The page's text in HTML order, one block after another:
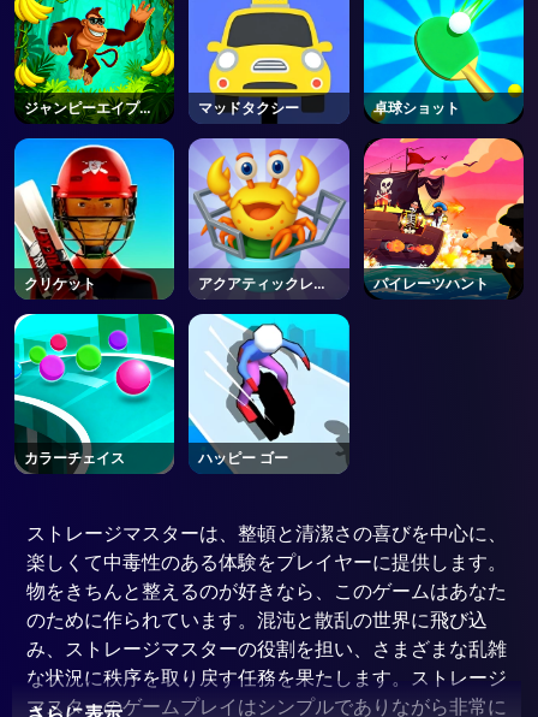
ジャンピーエイプジ
ョー
マッドタクシー 卓球ショット
クリケット
アクアティックレス
キュー
パイレーツハント
カラーチェイス ハッピー ゴー
ストレージマスターは、整頓と清潔さの喜びを中心に、
楽しくて中毒性のある体験をプレイヤーに提供します。
物をきちんと整えるのが好きなら、このゲームはあなた
のために作られています。混沌と散乱の世界に飛び込
み、ストレージマスターの役割を担い、さまざまな乱雑
な状況に秩序を取り戻す任務を果たします。ストレージ
マスターのゲームプレイはシンプルでありながら非常に